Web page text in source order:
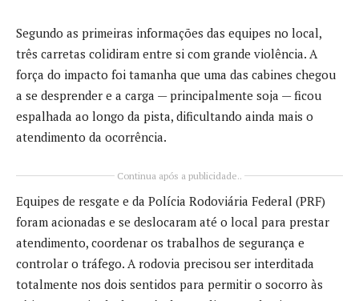
Segundo as primeiras informações das equipes no local,
três carretas colidiram entre si com grande violência. A
força do impacto foi tamanha que uma das cabines chegou
a se desprender e a carga — principalmente soja — ficou
espalhada ao longo da pista, dificultando ainda mais o
atendimento da ocorrência.
Continua após a publicidade..
Equipes de resgate e da Polícia Rodoviária Federal (PRF)
foram acionadas e se deslocaram até o local para prestar
atendimento, coordenar os trabalhos de segurança e
controlar o tráfego. A rodovia precisou ser interditada
totalmente nos dois sentidos para permitir o socorro às